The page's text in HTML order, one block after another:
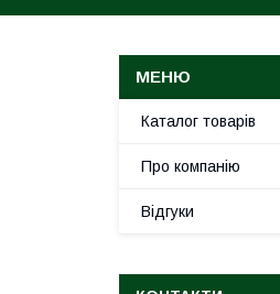
Каталог товарів
Про компанію
Відгуки